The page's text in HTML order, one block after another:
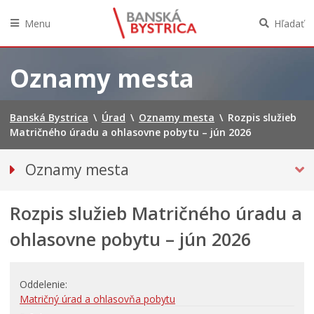
obsah
Menu Hľadať
Oznamy mesta
Banská Bystrica \ Úrad \ Oznamy mesta \ Rozpis služieb
Matričného úradu a ohlasovne pobytu – jún 2026
Oznamy mesta
Bezpečnosť
Doprava, údržba komunikácií
Primátor informuje
Rozpis služieb Matričného úradu a
ohlasovne pobytu – jún 2026
Oddelenie
Matričný úrad a ohlasovňa pobytu